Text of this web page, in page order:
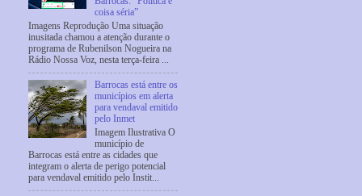
coisa séria”
Imagens Reprodução Uma situação
inusitada chamou a atenção durante o
programa de Rubenilson Nogueira na
Rádio Nossa Voz, nesta terça-feira ...
Barrocas está entre os
municípios em alerta
para vendaval emitido
pelo Inmet
Imagem Ilustrativa O
município de
Barrocas está entre as cidades que
integram o alerta de perigo potencial
para vendaval emitido pelo Instit...